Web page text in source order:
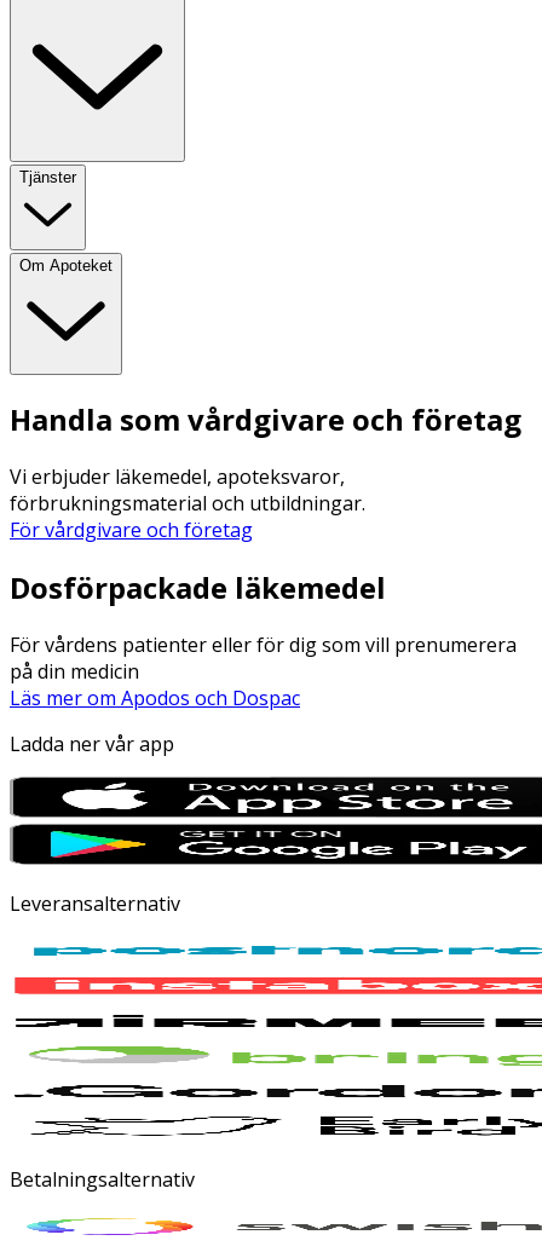
Tjänster
Om Apoteket
Handla som vårdgivare och företag
Vi erbjuder läkemedel, apoteksvaror,
förbrukningsmaterial och utbildningar.
För vårdgivare och företag
Dosförpackade läkemedel
För vårdens patienter eller för dig som vill prenumerera
på din medicin
Läs mer om Apodos och Dospac
Ladda ner vår app
Leveransalternativ
Betalningsalternativ